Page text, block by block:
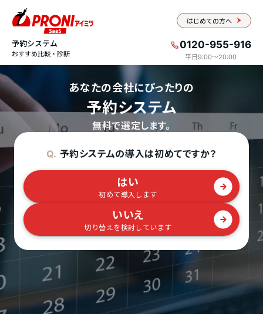
はじめての方へ
予約システム
おすすめ比較・診断
0120-955-916
平日9:00〜20:00
あなたの会社にぴったりの
予約システム
無料で選定します。
Q. 予約システムの導入は初めてですか？
はい
初めて導入します
いいえ
切り替えを検討しています